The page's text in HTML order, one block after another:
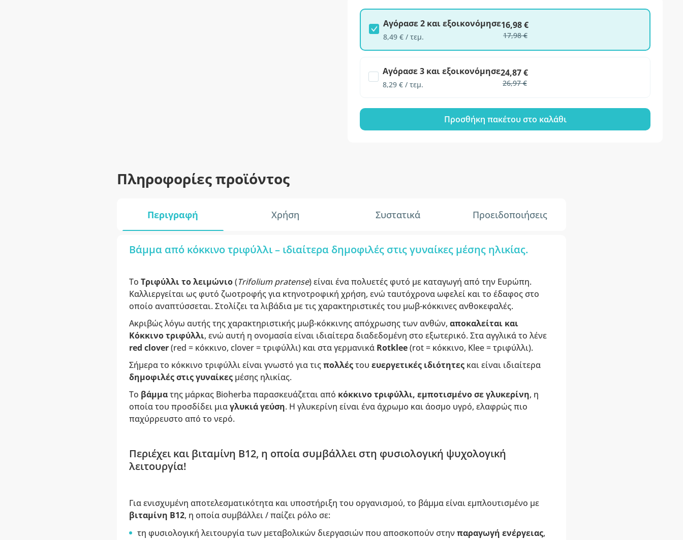
Αγόρασε 2 και εξοικονόμησε
8,49 € / τεμ.
16,98 €
17,98 €
Αγόρασε 3 και εξοικονόμησε
8,29 € / τεμ.
24,87 €
26,97 €
Προσθήκη πακέτου στο καλάθι
Πληροφορίες προϊόντος
Περιγραφή Χρήση Συστατικά Προειδοποιήσεις
Βάμμα από κόκκινο τριφύλλι – ιδιαίτερα δημοφιλές στις γυναίκες μέσης ηλικίας.
Το Τριφύλλι το λειμώνιο(Trifolium pratense) είναι ένα πολυετές φυτό με καταγωγή από την Ευρώπη.
Καλλιεργείται ως φυτό ζωοτροφής για κτηνοτροφική χρήση, ενώ ταυτόχρονα ωφελεί και το έδαφος στο
οποίο αναπτύσσεται. Στολίζει τα λιβάδια με τις χαρακτηριστικές του μωβ-κόκκινες ανθοκεφαλές.
Ακριβώς λόγω αυτής της χαρακτηριστικής μωβ-κόκκινης απόχρωσης των ανθών, αποκαλείται και
Κόκκινο τριφύλλι, ενώ αυτή η ονομασία είναι ιδιαίτερα διαδεδομένη στο εξωτερικό. Στα αγγλικά το λένε
red clover(red = κόκκινο, clover = τριφύλλι) και στα γερμανικά Rotklee(rot = κόκκινο, Klee = τριφύλλι).
Σήμερα το κόκκινο τριφύλλι είναι γνωστό για τιςπολλέςτου ευεργετικές ιδιότητεςκαι είναι ιδιαίτερα
δημοφιλές στις γυναίκεςμέσης ηλικίας.
Το βάμματης μάρκας Bioherba παρασκευάζεται από κόκκινο τριφύλλι, εμποτισμένο σε γλυκερίνη, η
οποία του προσδίδει μιαγλυκιά γεύση. Η γλυκερίνη είναι ένα άχρωμο και άοσμο υγρό, ελαφρώς πιο
παχύρρευστο από το νερό.
Περιέχει και βιταμίνη B12, η οποία συμβάλλει στη φυσιολογική ψυχολογική
λειτουργία!
Για ενισχυμένη αποτελεσματικότητα και υποστήριξη του οργανισμού, το βάμμα είναι εμπλουτισμένο με
βιταμίνη B12, η οποία συμβάλλει / παίζει ρόλο σε:
τη φυσιολογική λειτουργία των μεταβολικών διεργασιών που αποσκοπούν στηνπαραγωγή ενέργειας,